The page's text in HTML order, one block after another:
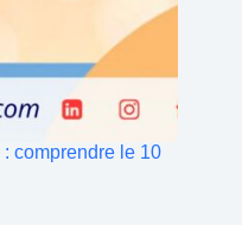
comprendre le 10